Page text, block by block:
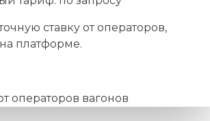
ставку от операторов,
платформе.
операторов вагонов